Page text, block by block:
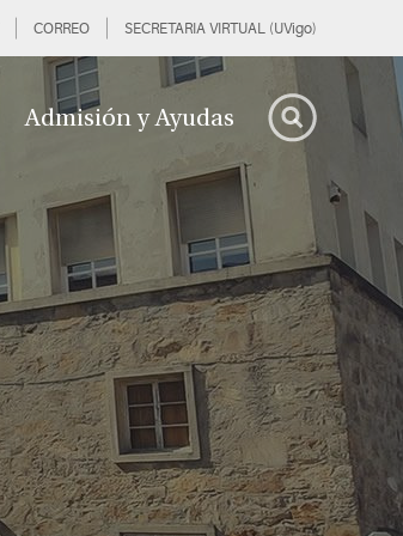
CORREO SECRETARIA VIRTUAL (UVigo)
Admisión y Ayudas